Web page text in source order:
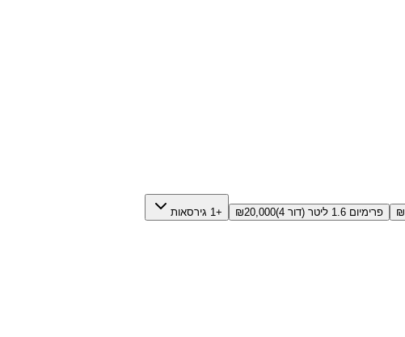
₪ פרימיום 1.6 ליטר (דור 4) ₪20,000 +1 גירסאות